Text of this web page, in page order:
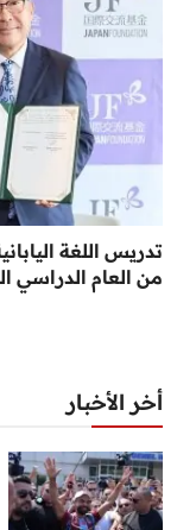
تدريس اللغة
من العام الدراسي
أخر الأخبار